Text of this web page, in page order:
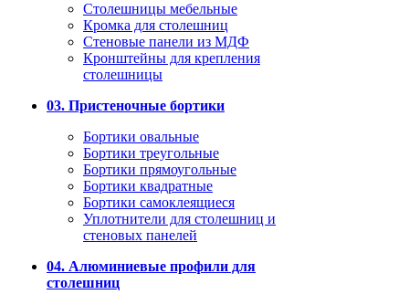
Столешницы мебельные
Кромка для столешниц
Стеновые панели из МДФ
Кронштейны для крепления
столешницы
03. Пристеночные бортики
Бортики овальные
Бортики треугольные
Бортики прямоугольные
Бортики квадратные
Бортики самоклеящиеся
Уплотнители для столешниц и
стеновых панелей
04. Алюминиевые профили для
столешниц